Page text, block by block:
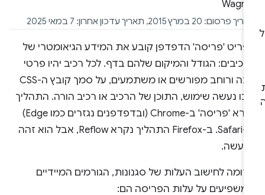
20 במרץ 2015, תאריך עדכון אחרון: 7 במאי 2025
'פריסה' הדפדפן קובע את המידע הגיאומטרי של
הגודל והמיקום שלהם בדף. לכל רכיב יהיו פרטי
גובה ורוחב מפורשים או משתמעים, על סמך קובץ ה-CSS
נעשה שימוש, התוכן של הרכיב או רכיב הורה. התהליך
נקרא 'פריסה' ב-Chrome (ובדפדפנים נגזרים כמו Edge)
וב-Safari. ב-Firefox התהליך נקרא Reflow, אבל הוא זהה
לחישוב העלות של סגנונות, הגורמים המיידיים
על עלות הפריסה הם: